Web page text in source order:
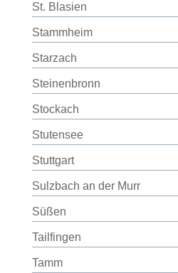
St. Blasien
Stammheim
Starzach
Steinenbronn
Stockach
Stutensee
Stuttgart
Sulzbach an der Murr
Süßen
Tailfingen
Tamm